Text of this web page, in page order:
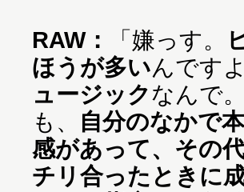
RAW： 「嫌っす。
ほうが多いんですよ
ュージックなんで
も、
自分のなかで
感があって、その
チリ合ったときに